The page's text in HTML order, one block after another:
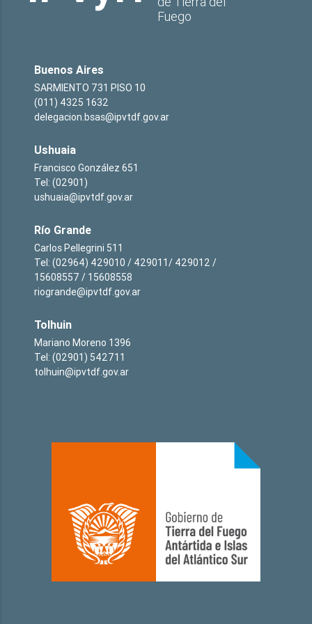
Fuego
Buenos Aires
SARMIENTO 731 PISO 10
(011) 4325 1632
delegacion.bsas@ipvtdf.gov.ar
Ushuaia
Francisco González 651
Tel: (02901)
ushuaia@ipvtdf.gov.ar
Río Grande
Carlos Pellegrini 511
Tel: (02964) 429010 / 429011/ 429012 /
15608557 / 15608558
riogrande@ipvtdf.gov.ar
Tolhuin
Mariano Moreno 1396
Tel: (02901) 542711
tolhuin@ipvtdf.gov.ar